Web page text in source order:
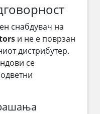
снабдувач на
и не е поврзан
дистрибутер.
се